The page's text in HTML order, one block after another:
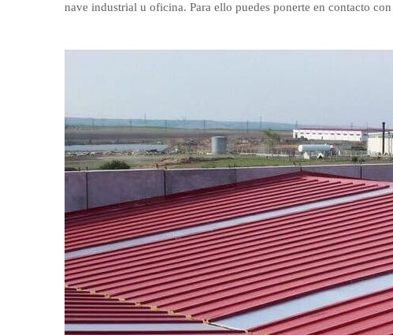
nave industrial u oficina. Para ello puedes ponerte en contacto